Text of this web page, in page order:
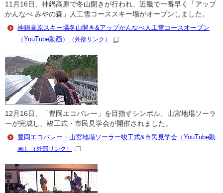
11月16日、神鍋高原で冬山開きが行われ、近畿で一番早く「アップ
かんなべ みやの森」人工雪コーススキー場がオープンしました。
神鍋高原スキー場冬山開き&アップかんなべ人工雪コースオープン
（YouTube動画）
（外部リンク）
12月16日、「豊岡エコバレー」を目指すシンボル、山宮地場ソーラ
ーが完成し、竣工式・市民見学会が開催されました。
豊岡エコバレー・山宮地場ソーラー竣工式&市民見学会（YouTube動
画）
（外部リンク）